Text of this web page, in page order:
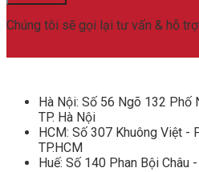
Chúng tôi sẽ gọi lại tư vấn & hỗ
Hà Nội: Số 56 Ngõ 132 Phố
TP. Hà Nội
HCM: Số 307 Khuông Việt -
TP.HCM
Huế: Số 140 Phan Bội Châu